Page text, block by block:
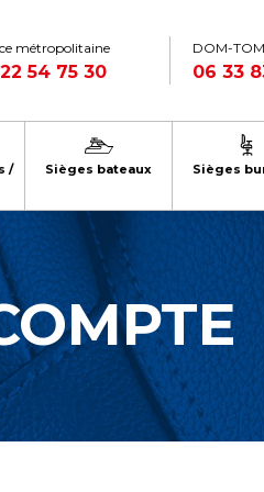
métropolitaine
54 75 30
DOM-TOM
06 33
/
Sièges bateaux Sièges